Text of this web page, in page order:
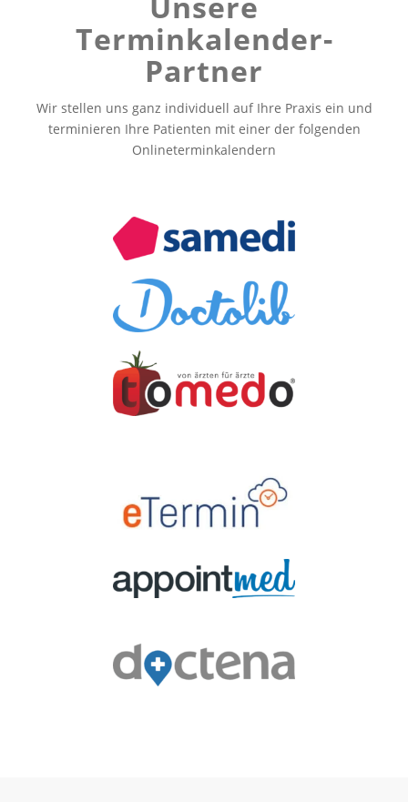
Terminkalender-
Partner
Wir stellen uns ganz individuell auf Ihre Praxis ein und
terminieren Ihre Patienten mit einer der folgenden
Onlineterminkalendern